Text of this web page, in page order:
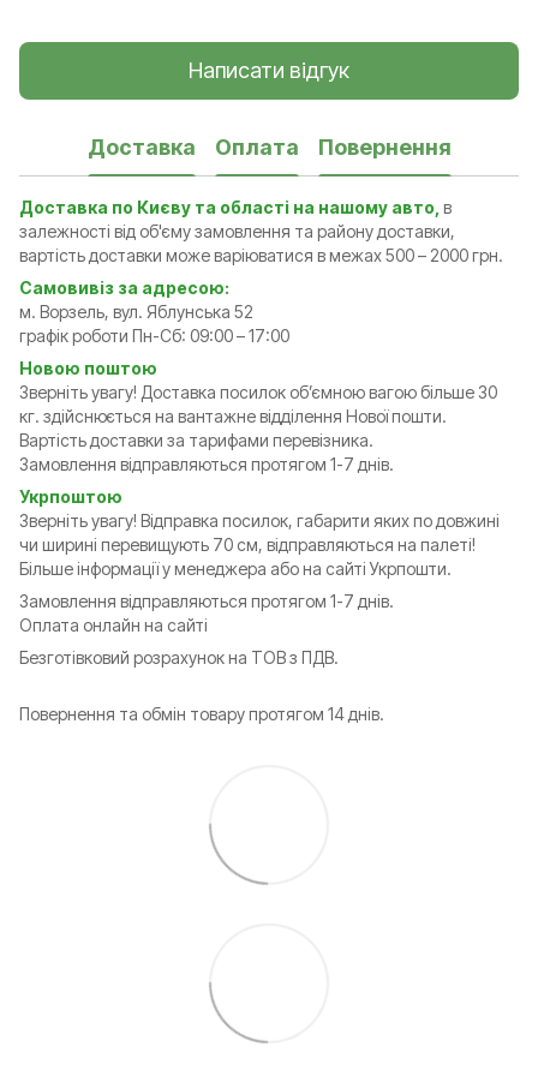
Написати відгук
Доставка Оплата Повернення
Доставка по Києву та області на нашому авто, в
залежності від об'єму замовлення та району доставки,
вартість доставки може варіюватися в межах 500 – 2000 грн.
Самовивіз за адресою:
м. Ворзель, вул. Яблунська 52
графік роботи Пн-Сб: 09:00 – 17:00
Новою поштою
Зверніть увагу! Доставка посилок обʼємною вагою більше 30
кг. здійснюється на вантажне відділення Нової пошти.
Вартість доставки за тарифами перевізника.
Замовлення відправляються протягом 1-7 днів.
Укрпоштою
Зверніть увагу! Відправка посилок, габарити яких по довжині
чи ширині перевищують 70 см, відправляються на палеті!
Більше інформації у менеджера або на сайті Укрпошти.
Замовлення відправляються протягом 1-7 днів.
Оплата онлайн на сайті
Безготівковий розрахунок на ТОВ з ПДВ.
Повернення та обмін товару протягом 14 днів.